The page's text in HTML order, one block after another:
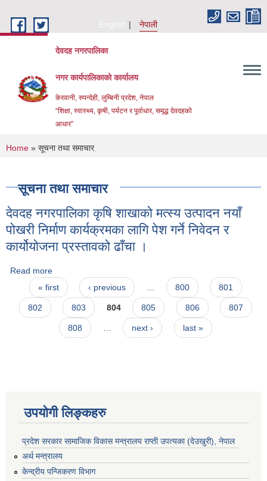
English
नेपाली
देवदह नगरपालिका
नगर कार्यपालिकाको कार्यालय
केरवानी, रुपन्देही, लुम्बिनी प्रदेश, नेपाल
“शिक्षा, स्वास्थ्य, कृषी, पर्यटन र पूर्वाधार, समृद्ध देवदहको
आधार”
You are here
Home » सूचना तथा समाचार
सूचना तथा समाचार
देवदह नगरपालिका कृषि शाखाको मत्स्य उत्पादन नयाँ
पोखरी निर्माण कार्यक्रमका लागि पेश गर्ने निवेदन र
कार्योयोजना प्रस्तावको ढाँचा ।
Read more
कार्यक्रमका लागि पेश गर्ने निवेदन र कार्योयोजना प्रस्तावको ढाँचा ।
Pages
« first ‹ previous … 800 801
802 803 804 805 806 807
808 … next › last »
उपयोगी लिङ्कहरु
प्रदेश सरकार सामाजिक विकास मन्‍‍त्रालय राप्ती उपत्यका (देउखुरी), नेपाल
अर्थ मन्त्रालय
केन्द्रीय पन्जिकरण विभाग